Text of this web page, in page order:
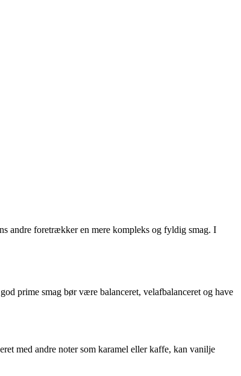
andre foretrækker en mere kompleks og fyldig smag. I
prime smag bør være balanceret, velafbalanceret og have
med andre noter som karamel eller kaffe, kan vanilje